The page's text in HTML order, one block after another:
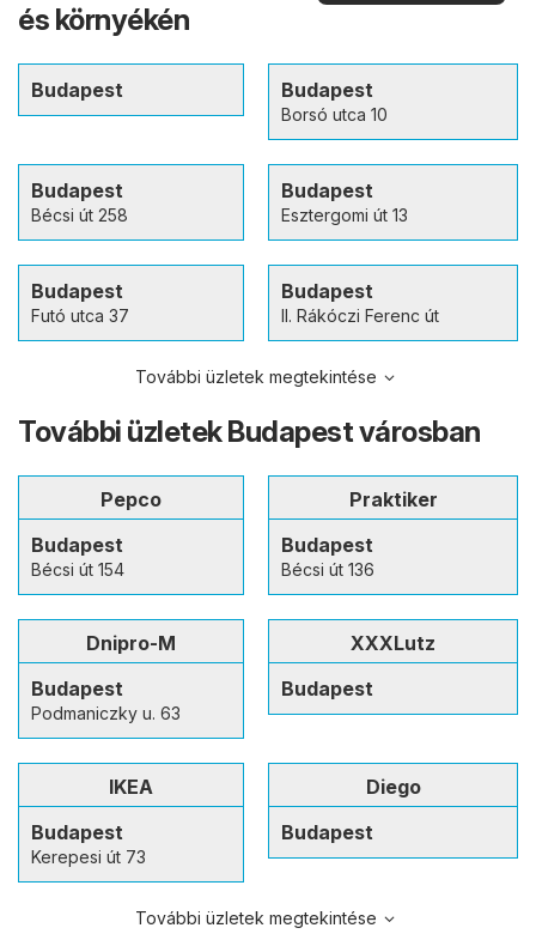
és környékén
Budapest Budapest
Borsó utca 10
Budapest
Bécsi út 258
Budapest
Esztergomi út 13
Budapest
Futó utca 37
Budapest
II. Rákóczi Ferenc út
További üzletek megtekintése
További üzletek Budapest városban
Pepco
Budapest
Bécsi út 154
Praktiker
Budapest
Bécsi út 136
Dnipro-M
Budapest
Podmaniczky u. 63
XXXLutz
Budapest
IKEA
Budapest
Kerepesi út 73
Diego
Budapest
További üzletek megtekintése